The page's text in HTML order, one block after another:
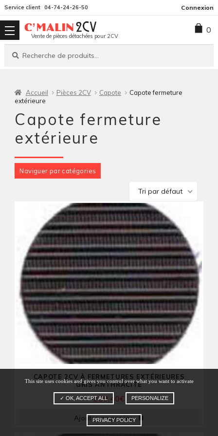
la
navigation
contenu
Service client 04-74-24-26-50 Connexion
Vente de pièces détachées pour 2CV
Recherche
Recherche
0
Accueil Pièces 2CV Capote
Capote fermeture
extérieure
Capote fermeture
extérieure
Naviguer par catégories
Tri par défaut
CAPOTE 2CV À FERMETURES EXTÉRIEURES
GRIS ANTHRACITE
230,40€
Ajouter au panier
This site uses cookies and gives you control over what you want to activate
✓ OK, ACCEPT ALL PERSONALIZE
PRIVACY POLICY